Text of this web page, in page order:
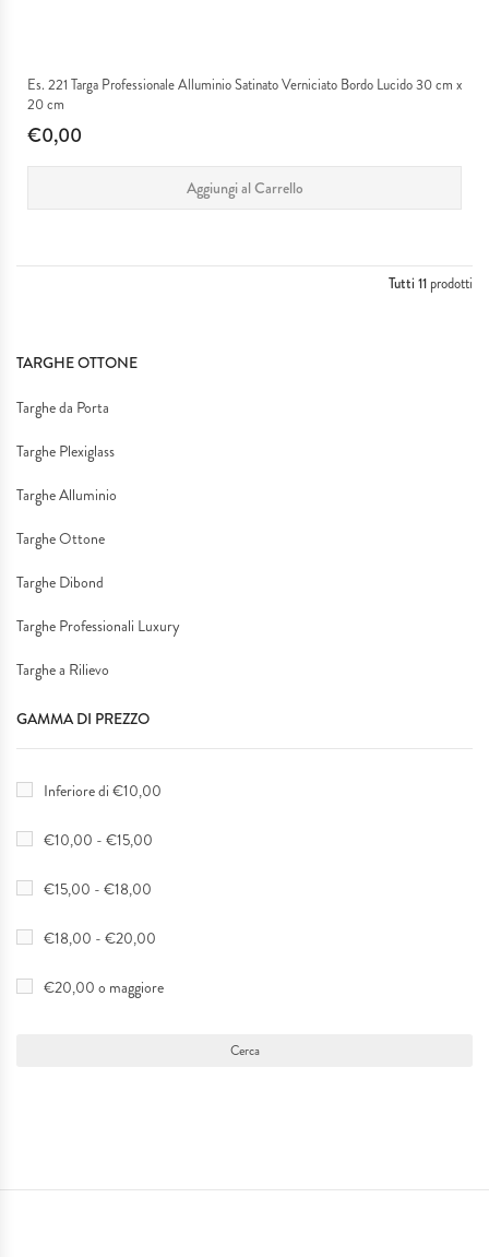
Es. 221 Targa Professionale Alluminio Satinato Verniciato Bordo Lucido 30 cm x
20 cm
€0,00
Aggiungi al Carrello
Tutti 11 prodotti
TARGHE OTTONE
Targhe da Porta
Targhe Plexiglass
Targhe Alluminio
Targhe Ottone
Targhe Dibond
Targhe Professionali Luxury
Targhe a Rilievo
GAMMA DI PREZZO
Inferiore di €10,00
€10,00 - €15,00
€15,00 - €18,00
€18,00 - €20,00
€20,00 o maggiore